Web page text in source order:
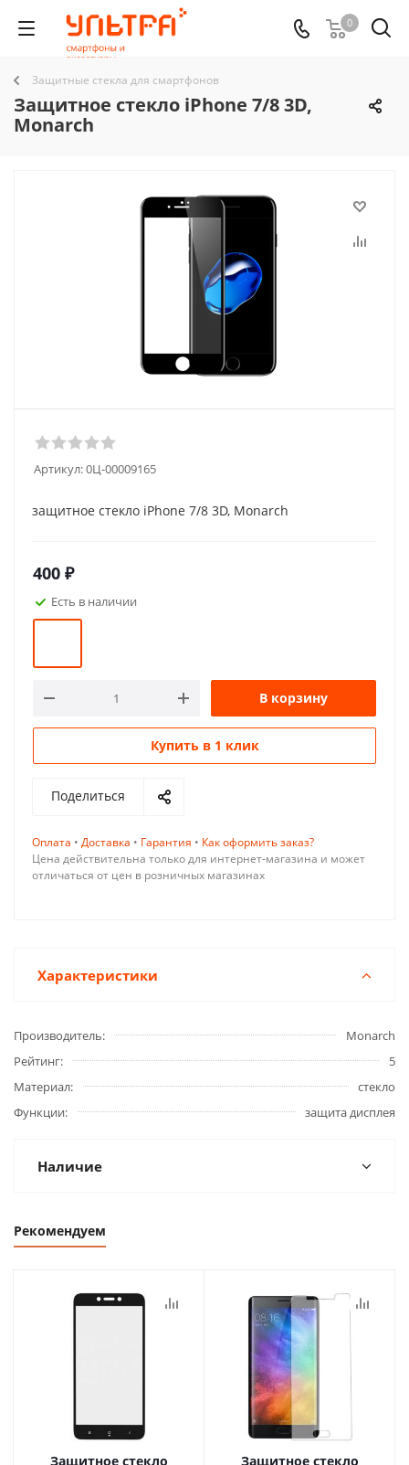
0
Защитные стекла для смартфонов
Защитное стекло iPhone 7/8 3D,
Monarch
Артикул:0Ц-00009165
защитное стекло iPhone 7/8 3D, Monarch
400 ₽
Есть в наличии
В корзину
Купить в 1 клик
Поделиться
Оплата • Доставка • Гарантия • Как оформить заказ?
Цена действительна только для интернет-магазина и может
отличаться от цен в розничных магазинах
Характеристики
Производитель
Monarch
Рейтинг
5
Материал
стекло
Функции
защита дисплея
Наличие
Рекомендуем
Защитное стекло
Защитное стекло